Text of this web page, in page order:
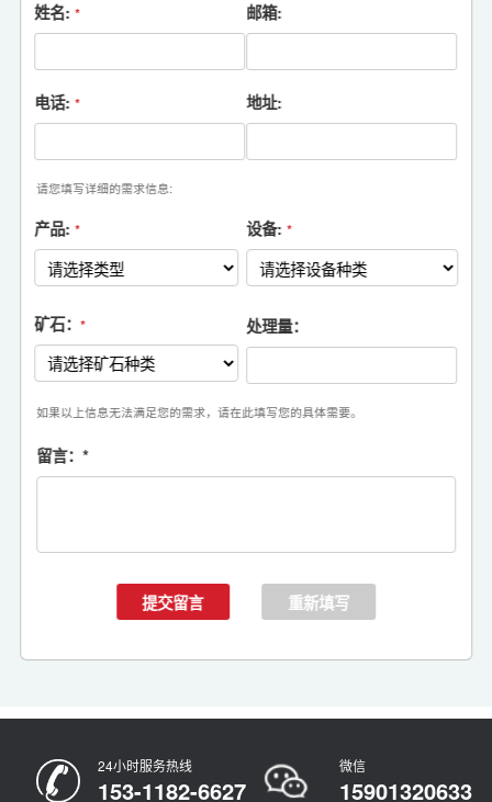
姓名: * 邮箱:
电话: * 地址:
请您填写详细的需求信息:
产品: * 设备: *
矿石： * 处理量：
如果以上信息无法满足您的需求，请在此填写您的具体需要。
留言：*
24小时服务热线
153-1182-6627
微信
15901320633